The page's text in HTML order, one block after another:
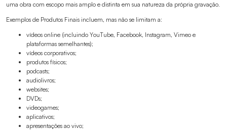
uma obra com escopo mais amplo e distinta em sua natureza da própria gravação.
Exemplos de Produtos Finais incluem, mas não se limitam a:
vídeos online (incluindo YouTube, Facebook, Instagram, Vimeo e
plataformas semelhantes);
vídeos corporativos;
produtos físicos;
podcasts;
audiolivros;
websites;
DVDs;
videogames;
aplicativos;
apresentações ao vivo;